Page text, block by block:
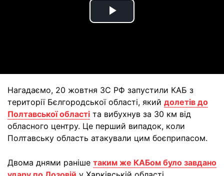
Play
Нагадаємо, 20 жовтня ЗС РФ запустили КАБ з
території Бєлгородської області, який долетів до
Полтавської області та вибухнув за 30 км від
обласного центру. Це перший випадок, коли
Полтавську область атакували цим боєприпасом.
Двома днями раніше таким же КАБом було завдано